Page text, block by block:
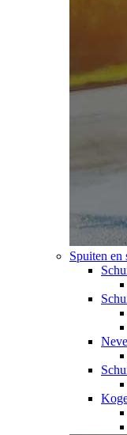
Spuiten en